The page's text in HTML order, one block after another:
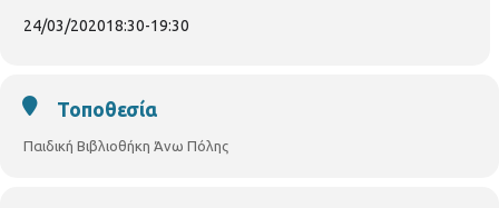
24/03/202018:30-19:30
Τοποθεσία
Παιδική Βιβλιοθήκη Άνω Πόλης